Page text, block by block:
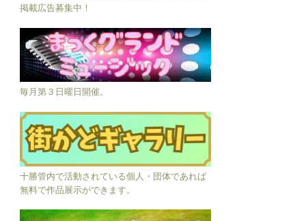
掲載広告募集中！
毎月第３日曜日開催。
十勝管内で活動されている個人・団体であれば
無料で作品展示ができます。